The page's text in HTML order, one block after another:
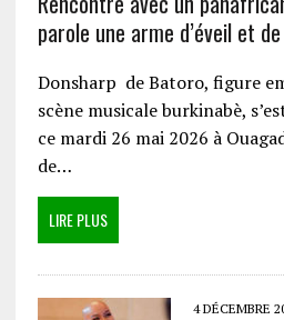
parole une arme d’éveil et
Donsharp de Batoro, figure
scène musicale burkinabè,
ce mardi 26 mai 2026 à
de…
LIRE PLUS
4 DÉCEMBRE